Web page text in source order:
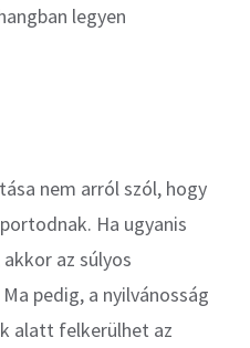
legyen
nem arról szól, hogy
Ha ugyanis
az súlyos
pedig, a nyilvánosság
alatt felkerülhet az